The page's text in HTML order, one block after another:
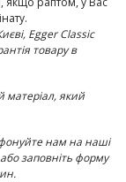
Egger Classic
товару в
матеріал, який
нам на наші
заповніть форму